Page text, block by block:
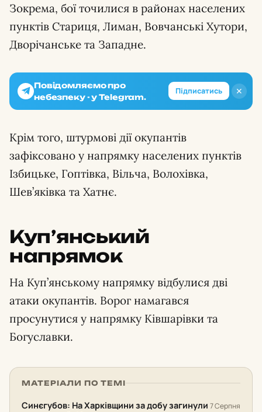
Зокрема, бої точилися в районах населених
пунктів Стариця, Лиман, Вовчанські Хутори,
Дворічанське та Западне.
✕
Повідомляємо про
небезпеку - у Telegram.
Підписатись
Крім того, штурмові дії окупантів
зафіксовано у напрямку населених пунктів
Ізбицьке, Гоптівка, Вільча, Волохівка,
Шев’яківка та Хатнє.
Куп’янський
напрямок
На Куп’янському напрямку відбулися дві
атаки окупантів. Ворог намагався
просунутися у напрямку Ківшарівки та
Богуславки.
МАТЕРІАЛИ ПО ТЕМІ
Синєгубов: На Харківщини за добу загинули 7 Серпня